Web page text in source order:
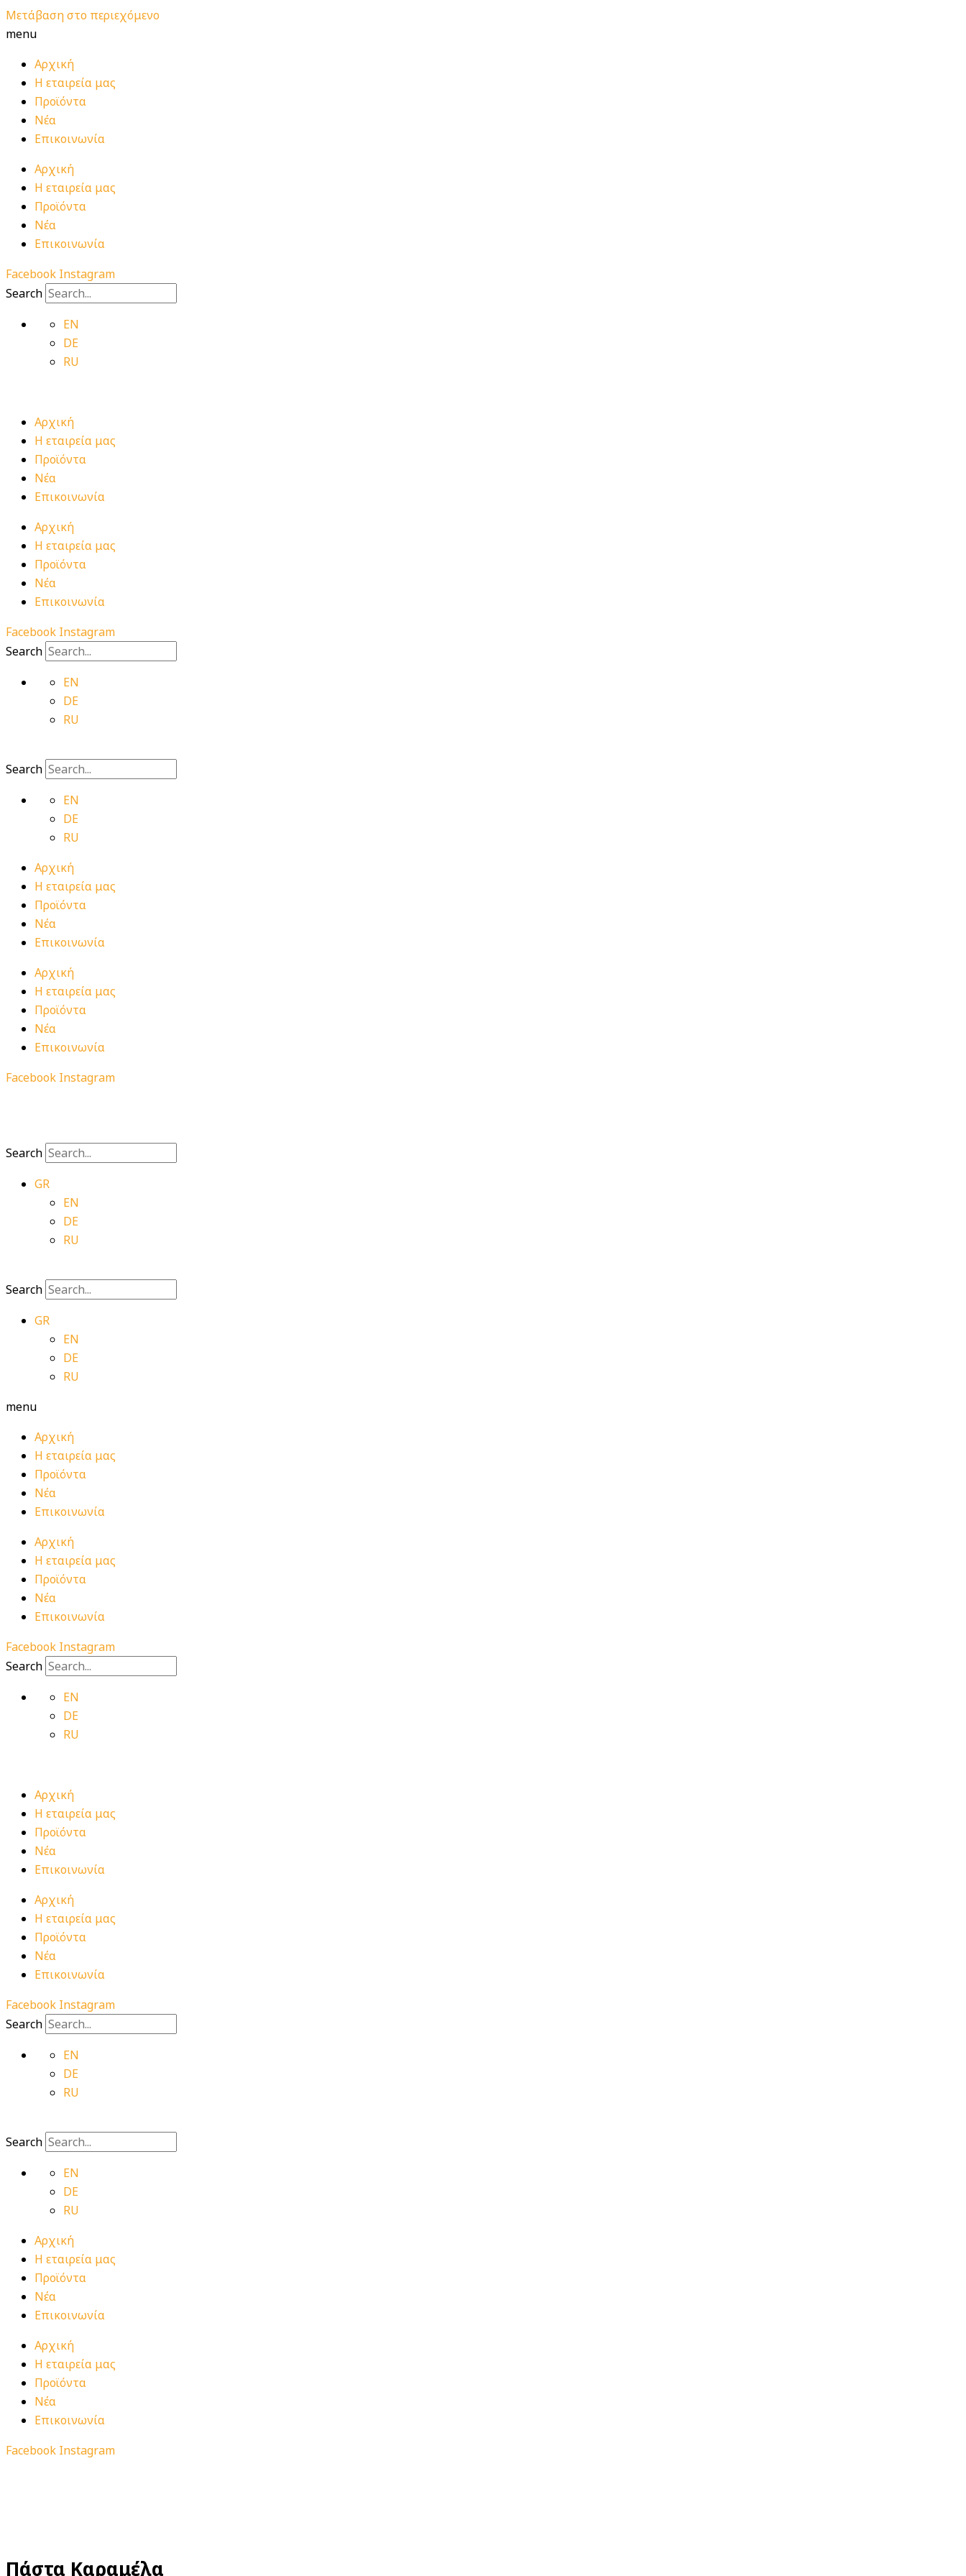
Μετάβαση στο περιεχόμενο
menu
Αρχική
Η εταιρεία μας
Προϊόντα
Νέα
Επικοινωνία
Αρχική
Η εταιρεία μας
Προϊόντα
Νέα
Επικοινωνία
Facebook Instagram
Search
EN
DE
RU
Αρχική
Η εταιρεία μας
Προϊόντα
Νέα
Επικοινωνία
Αρχική
Η εταιρεία μας
Προϊόντα
Νέα
Επικοινωνία
Facebook Instagram
Search
EN
DE
RU
Search
EN
DE
RU
Αρχική
Η εταιρεία μας
Προϊόντα
Νέα
Επικοινωνία
Αρχική
Η εταιρεία μας
Προϊόντα
Νέα
Επικοινωνία
Facebook Instagram
Search
GR
EN
DE
RU
Search
GR
EN
DE
RU
menu
Αρχική
Η εταιρεία μας
Προϊόντα
Νέα
Επικοινωνία
Αρχική
Η εταιρεία μας
Προϊόντα
Νέα
Επικοινωνία
Facebook Instagram
Search
EN
DE
RU
Αρχική
Η εταιρεία μας
Προϊόντα
Νέα
Επικοινωνία
Αρχική
Η εταιρεία μας
Προϊόντα
Νέα
Επικοινωνία
Facebook Instagram
Search
EN
DE
RU
Search
EN
DE
RU
Αρχική
Η εταιρεία μας
Προϊόντα
Νέα
Επικοινωνία
Αρχική
Η εταιρεία μας
Προϊόντα
Νέα
Επικοινωνία
Facebook Instagram
Πάστα Καραμέλα